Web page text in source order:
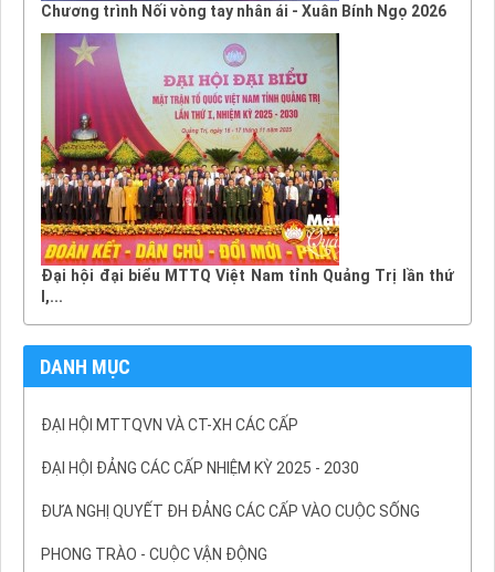
Chương trình Nối vòng tay nhân ái - Xuân Bính Ngọ 2026
Đại hội đại biểu MTTQ Việt Nam tỉnh Quảng Trị lần thứ
I,...
DANH MỤC
ĐẠI HỘI MTTQVN VÀ CT-XH CÁC CẤP
ĐẠI HỘI ĐẢNG CÁC CẤP NHIỆM KỲ 2025 - 2030
ĐƯA NGHỊ QUYẾT ĐH ĐẢNG CÁC CẤP VÀO CUỘC SỐNG
PHONG TRÀO - CUỘC VẬN ĐỘNG